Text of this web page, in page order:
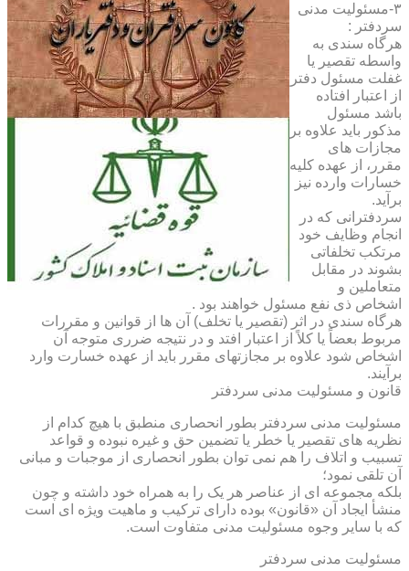
۳-مسئولیت مدنی
سردفتر :
هرگاه سندی به
واسطه تقصیر یا
غفلت مسئول دفتر
از اعتبار افتاده
باشد مسئول
مذکور باید علاوه بر
مجازات های
مقرر، از عهده کلیه
خسارات وارده نیز
برآید.
سردفترانی که در
انجام وظایف خود
مرتکب تخلفاتی
بشوند در مقابل
متعاملین و
اشخاص ذی نفع مسئول خواهند بود .
هرگاه سندی در اثر (تقصیر یا تخلف) آن ها از قوانین و مقررات
مربوط بعضاً یا کلاً از اعتبار افتد و در نتیجه ضرری متوجه آن
اشخاص شود علاوه بر مجازتهای مقرر باید از عهده خسارت وارد
برآیند.
قانون و مسئولیت مدنی سردفتر
مسئولیت مدنی سردفتر بطور انحصاری منطبق با هیچ کدام از
نظریه های تقصیر یا خطر یا تضمین حق و غیره نبوده و قواعد
تسبیب و اتلاف را هم نمی توان بطور انحصاری از موجبات و مبانی
آن تلقی نمود؛
بلکه مجموعه ای از عناصر هر یک را به همراه خود داشته و چون
منشأ ایجاد آن «قانون» بوده دارای ترکیب و ماهیت ویژه ای است
که با سایر وجوه مسئولیت مدنی متفاوت است.
مسئولیت مدنی سردفتر